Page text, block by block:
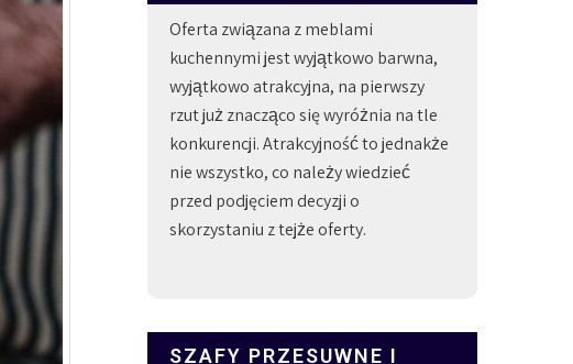
Oferta związana z meblami
kuchennymi jest wyjątkowo barwna,
wyjątkowo atrakcyjna, na pierwszy
rzut już znacząco się wyróżnia na tle
konkurencji. Atrakcyjność to jednakże
nie wszystko, co należy wiedzieć
przed podjęciem decyzji o
skorzystaniu z tejże oferty.
SZAFY PRZESUWNE I